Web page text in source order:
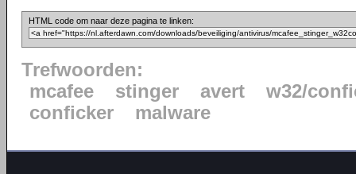
HTML code om naar deze pagina te linken:
Trefwoorden:
mcafee
stinger avert
w32/
conficker
malware